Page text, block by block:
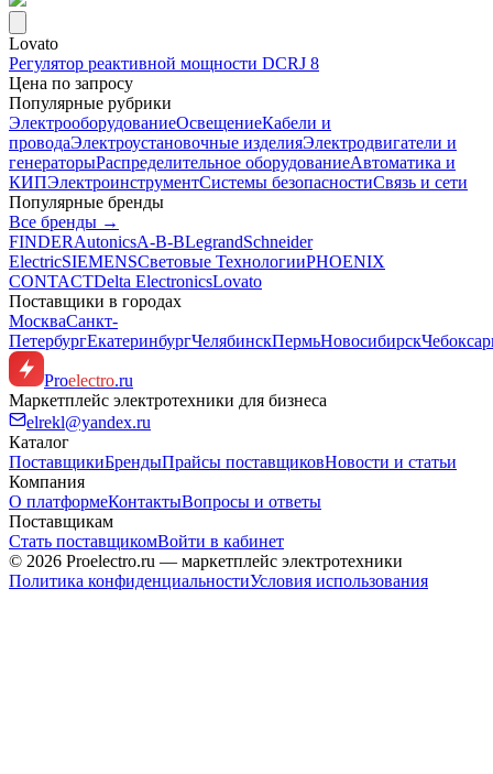
Lovato
Регулятор реактивной мощности DCRJ 8
Цена по запросу
Популярные рубрики
ЭлектрооборудованиеОсвещениеКабели и
проводаЭлектроустановочные изделияЭлектродвигатели и
генераторыРаспределительное оборудованиеАвтоматика и
КИПЭлектроинструментСистемы безопасностиСвязь и сети
Популярные бренды
Все бренды →
FINDERAutonicsA-B-BLegrandSchneider
ElectricSIEMENSСветовые ТехнологииPHOENIX
CONTACTDelta ElectronicsLovato
Поставщики в городах
МоскваСанкт-
ПетербургЕкатеринбургЧелябинскПермьНовосибирск
Proelectro.ru
Маркетплейс электротехники для бизнеса
elrekl@yandex.ru
Каталог
ПоставщикиБрендыПрайсы поставщиковНовости и статьи
Компания
О платформеКонтактыВопросы и ответы
Поставщикам
Стать поставщикомВойти в кабинет
© 2026 Proelectro.ru — маркетплейс электротехники
Политика конфиденциальностиУсловия использования